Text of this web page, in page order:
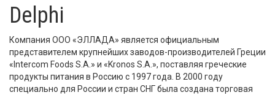
Delphi
Компания ООО «ЭЛЛАДА» является официальным
представителем крупнейших заводов-производителей Греции
«Intercom Foods S.A.» и «Kronos S.A.», поставляя греческие
продукты питания в Россию с 1997 года. В 2000 году
специально для России и стран СНГ была создана торговая